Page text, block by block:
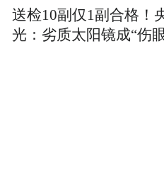
送检10副仅1副合格！
光：劣质太阳镜成“伤